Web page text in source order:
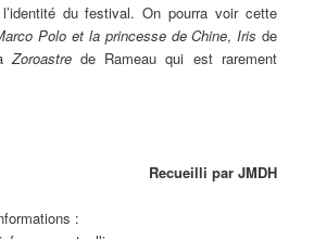
du festival. On pourra voir cette
Polo et la princesse de Chine, Iris de
Zoroastrede Rameau qui est rarement
Recueilli par JMDH
: